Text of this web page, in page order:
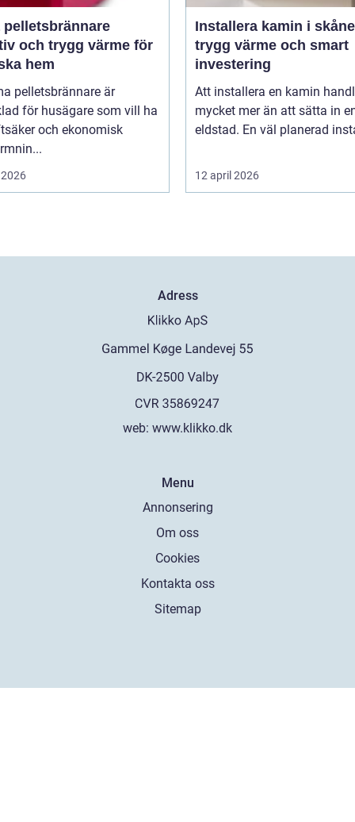
pelletsbrännare
och trygg värme för
hem
pelletsbrännare är
för husägare som vill ha
och ekonomisk
Installera kamin i skåne
trygg värme och smart
investering
Att installera en kamin
mycket mer än att sätta in
eldstad. En väl planerad
12 april 2026
Adress
web: www.klikko.dk
Menu
Annonsering
Om oss
Cookies
Kontakta oss
Sitemap